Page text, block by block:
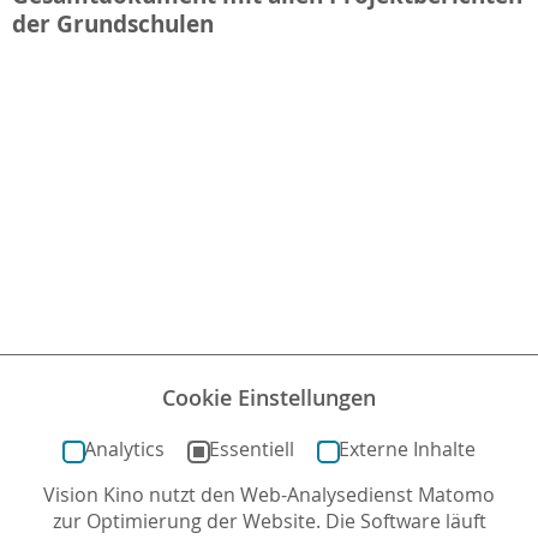
der Grundschulen
Open publication - Free publishing-More berlinale
Nach oben
zurück zur Übersicht / Berlinale Generation / Archiv
Cookie Einstellungen
Analytics Essentiell
Externe Inhalte
Vision Kino nutzt den Web-Analysedienst Matomo
zur Optimierung der Website. Die Software läuft